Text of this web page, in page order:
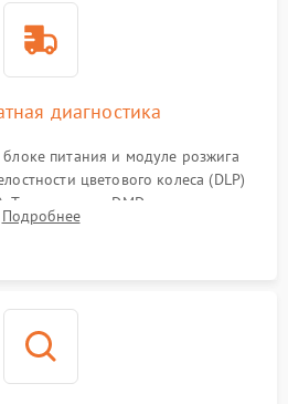
диагностика
питания и модуле розжига
цветового колеса (DLP)
Тестирование DMD-чипа, датчиков
с помощью мультиметра и
Подробнее